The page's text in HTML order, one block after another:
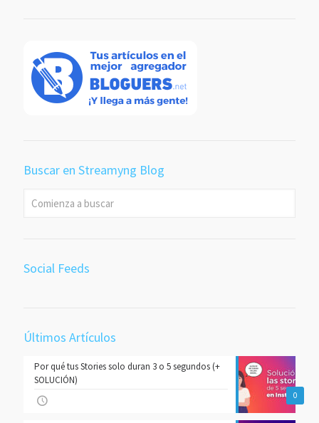
Buscar en Streamyng Blog
Social Feeds
Últimos Artículos
0
Por qué tus Stories solo duran 3 o 5 segundos (+
SOLUCIÓN)